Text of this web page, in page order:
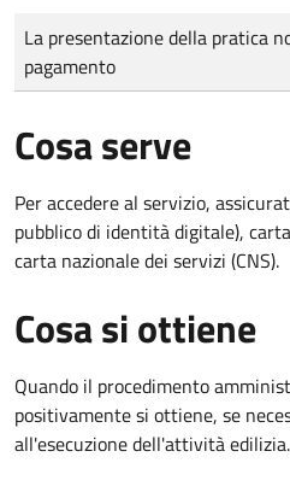
Tipo di pagamento
Importo
La presentazione della pratica
pagamento
Cosa serve
Per accedere al servizio,
pubblico di identità digitale),
carta nazionale dei servizi (CNS).
Cosa si ottiene
Quando il procedimento
positivamente si ottiene, se
all'esecuzione dell'attività edilizia.